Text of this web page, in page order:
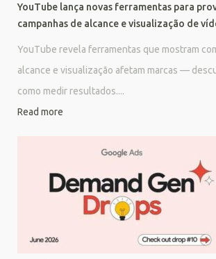
YouTube lança novas ferramentas para
campanhas de alcance e visualização de
YouTube revela ferramentas que mostram
alcance e visualização afetam marcas —
como medir resultados....
Read more